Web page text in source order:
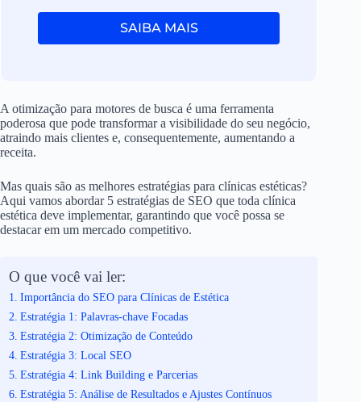
SAIBA MAIS
A otimização para motores de busca é uma ferramenta
poderosa que pode transformar a visibilidade do seu negócio,
atraindo mais clientes e, consequentemente, aumentando a
receita.
Mas quais são as melhores estratégias para clínicas estéticas?
Aqui vamos abordar 5 estratégias de SEO que toda clínica
estética deve implementar, garantindo que você possa se
destacar em um mercado competitivo.
O que você vai ler:
Importância do SEO para Clínicas de Estética
Estratégia 1: Palavras-chave Focadas
Estratégia 2: Otimização de Conteúdo
Estratégia 3: Local SEO
Estratégia 4: Link Building e Parcerias
Estratégia 5: Análise de Resultados e Ajustes Contínuos